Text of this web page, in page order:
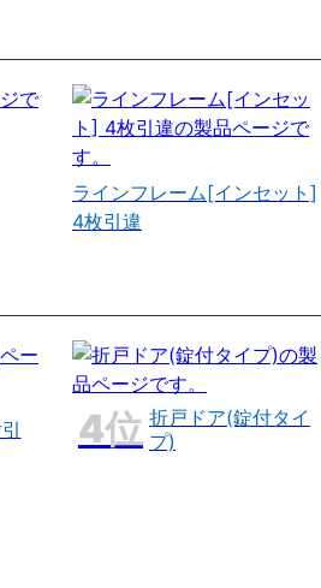
ラインフレーム[インセット]
4枚引違
折戸ドア(錠付タイ
プ)